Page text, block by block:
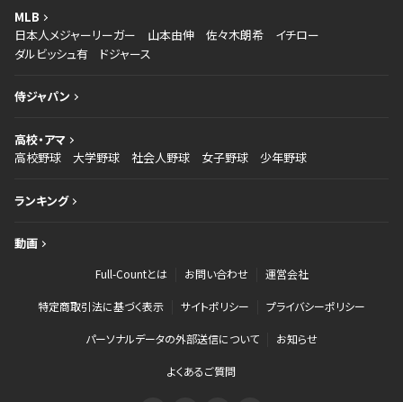
MLB
日本人メジャーリーガー
山本由伸 佐々木朗希
イチロー
ダルビッシュ有
ドジャース
侍ジャパン
高校・アマ
高校野球
大学野球 社会人野球 女子野球 少年野球
ランキング
動画
Full-Countとは お問い合わせ 運営会社
特定商取引法に基づく表示 サイトポリシー プライバシーポリシー
パーソナルデータの外部送信について お知らせ
よくあるご質問